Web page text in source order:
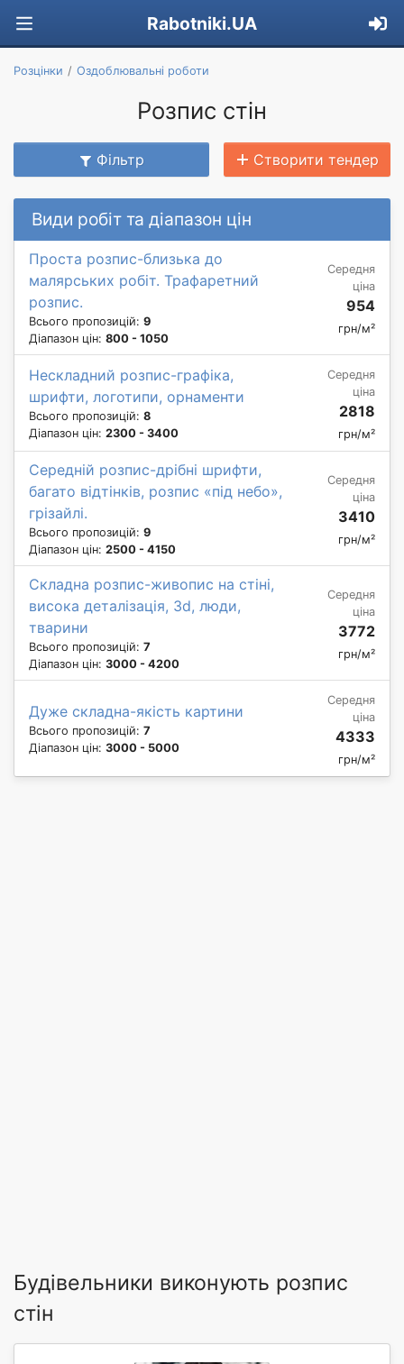
Rabotniki.UA
Розцінки Оздоблювальні роботи
Розпис стін
Фільтр Створити тендер
Види робіт та діапазон цін
Проста розпис-близька до
малярських робіт. Трафаретний
розпис.
Всього пропозицій: 9
Діапазон цін: 800 - 1050
Середня
ціна
954
грн/м²
Нескладний розпис-графіка,
шрифти, логотипи, орнаменти
Всього пропозицій: 8
Діапазон цін: 2300 - 3400
Середня
ціна
2818
грн/м²
Середній розпис-дрібні шрифти,
багато відтінків, розпис «під небо»,
грізайлі.
Всього пропозицій: 9
Діапазон цін: 2500 - 4150
Середня
ціна
3410
грн/м²
Складна розпис-живопис на стіні,
висока деталізація, 3d, люди,
тварини
Всього пропозицій: 7
Діапазон цін: 3000 - 4200
Середня
ціна
3772
грн/м²
Дуже складна-якість картини
Всього пропозицій: 7
Діапазон цін: 3000 - 5000
Середня
ціна
4333
грн/м²
Будівельники виконують розпис
стін